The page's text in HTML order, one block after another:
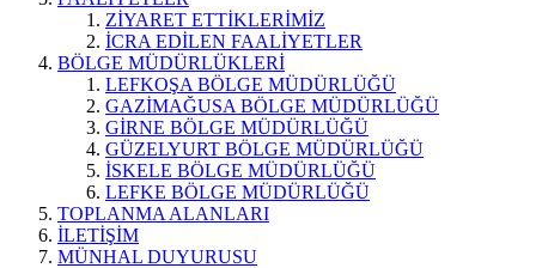
ZİYARET ETTİKLERİMİZ
İCRA EDİLEN FAALİYETLER
BÖLGE MÜDÜRLÜKLERİ
LEFKOŞA BÖLGE MÜDÜRLÜĞÜ
GAZİMAĞUSA BÖLGE MÜDÜRLÜĞÜ
GİRNE BÖLGE MÜDÜRLÜĞÜ
GÜZELYURT BÖLGE MÜDÜRLÜĞÜ
İSKELE BÖLGE MÜDÜRLÜĞÜ
LEFKE BÖLGE MÜDÜRLÜĞÜ
TOPLANMA ALANLARI
İLETİŞİM
MÜNHAL DUYURUSU